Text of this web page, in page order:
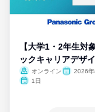
【大学1・2年生対
ックキャリアデザ
ム
オンライン
2026年
1日